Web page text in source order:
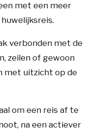
met een meer
verbonden met de
zeilen of gewoon
met uitzicht op de
om een reis af te
na een actiever